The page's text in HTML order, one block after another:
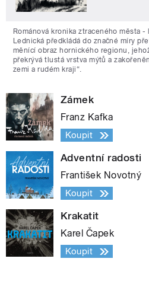
Románová kronika ztraceného města
Lednická předkládá do značné míry
měnící obraz hornického regionu,
překrývá tlustá vrstva mýtů a
zemi a rudém kraji“.
Zámek
Franz Kafka
Koupit
Adventní radosti
František Novotný
Koupit
Krakatit
Karel Čapek
Koupit